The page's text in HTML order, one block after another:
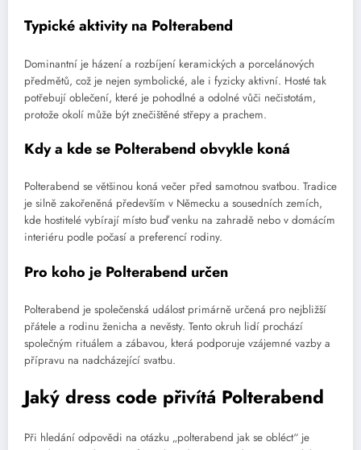
Typické aktivity na Polterabend
Dominantní je házení a rozbíjení keramických a porcelánových
předmětů, což je nejen symbolické, ale i fyzicky aktivní. Hosté tak
potřebují oblečení, které je pohodlné a odolné vůči nečistotám,
protože okolí může být znečištěné střepy a prachem.
Kdy a kde se Polterabend obvykle koná
Polterabend se většinou koná večer před samotnou svatbou. Tradice
je silně zakořeněná především v Německu a sousedních zemích,
kde hostitelé vybírají místo buď venku na zahradě nebo v domácím
interiéru podle počasí a preferencí rodiny.
Pro koho je Polterabend určen
Polterabend je společenská událost primárně určená pro nejbližší
přátele a rodinu ženicha a nevěsty. Tento okruh lidí prochází
společným rituálem a zábavou, která podporuje vzájemné vazby a
přípravu na nadcházející svatbu.
Jaký dress code přivítá Polterabend
Při hledání odpovědi na otázku „polterabend jak se obléct“ je